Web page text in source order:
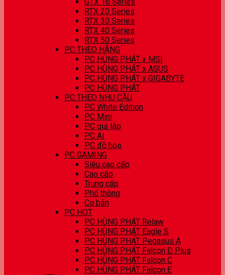
RTX 20 Series
RTX 30 Series
RTX 40 Series
RTX 50 Series
PC THEO HÃNG
PC HÙNG PHÁT x MSI
PC HÙNG PHÁT x ASUS
PC HÙNG PHÁT x GIGABYTE
PC HÙNG PHÁT
PC THEO NHU CẦU
PC White Edition
PC Mini
PC giả lập
PC AI
PC đồ hoạ
PC GAMING
Siêu cao cấp
Cao cấp
Trung cấp
Phổ thông
Cơ bản
PC HOT
PC HÙNG PHÁT Relaw
PC HÙNG PHÁT Eagle S
PC HÙNG PHÁT Pegasus A
PC HÙNG PHÁT Falcon D Plus
PC HÙNG PHÁT Falcon C
PC HÙNG PHÁT Falcon E